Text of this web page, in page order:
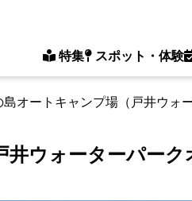
特集 スポット・体験
オートキャンプ場（戸井ウォ
ウォーターパーク